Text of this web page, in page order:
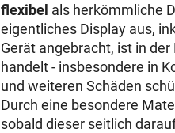
flexibel als herkömmliche
eigentliches Display aus,
Gerät angebracht, ist in
handelt - insbesondere in
und weiteren Schäden
Durch eine besondere
sobald dieser seitlich